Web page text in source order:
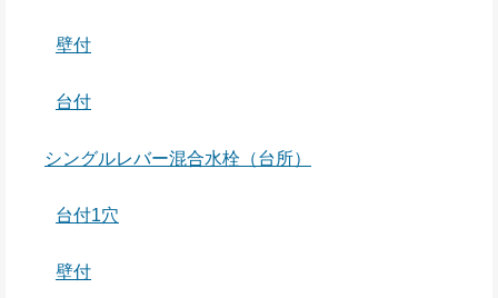
壁付
台付
シングルレバー混合水栓（台所）
台付1穴
壁付